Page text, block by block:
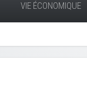
VIE ÉCONOMIQUE